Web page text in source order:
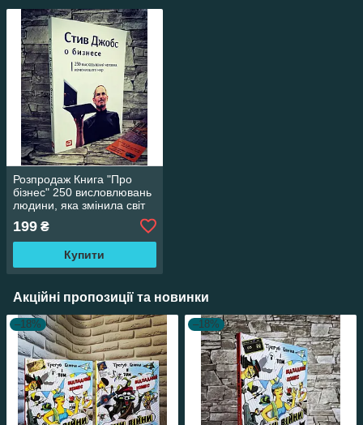
Розпродаж Книга "Про
бізнес" 250 висловлювань
людини, яка змінила світ
199 ₴
Купити
Акційні пропозиції та новинки
–18% –18%